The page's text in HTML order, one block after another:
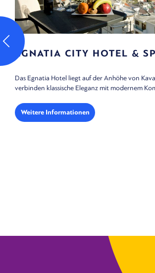
EGNATIA CITY HOTEL &
Das Egnatia Hotel liegt auf der Anhöhe von
verbinden klassische Eleganz mit modernem
Weitere Informationen